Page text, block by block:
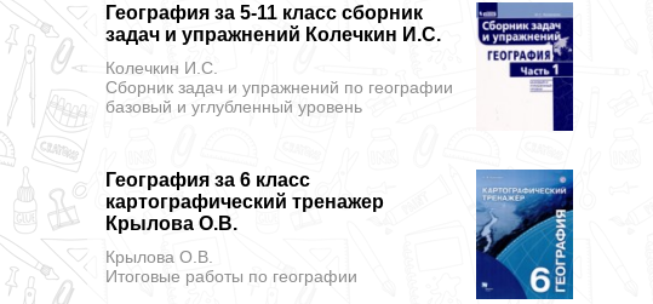
География за 5-11 класс сборник
задач и упражнений Колечкин И.С.
Колечкин И.С.
Сборник задач и упражнений по географии
базовый и углубленный уровень
География за 6 класс
картографический тренажер
Крылова О.В.
Крылова О.В.
Итоговые работы по географии